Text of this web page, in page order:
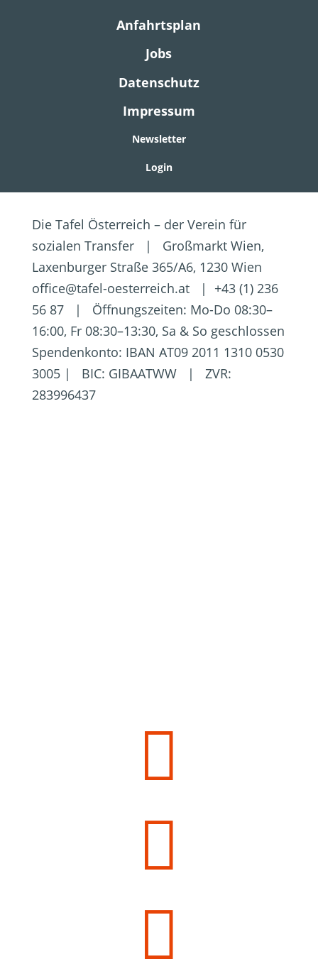
Anfahrtsplan
Jobs
Datenschutz
Impressum
Newsletter
Login
Die Tafel Österreich – der Verein für
sozialen Transfer | Großmarkt Wien,
Laxenburger Straße 365/A6, 1230 Wien
office@tafel-oesterreich.at | +43 (1) 236
56 87 | Öffnungszeiten: Mo-Do 08:30–
16:00, Fr 08:30–13:30, Sa & So geschlossen
Spendenkonto: IBAN AT09 2011 1310 0530
3005 | BIC: GIBAATWW | ZVR:
283996437


